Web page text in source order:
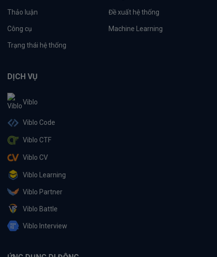
Thảo luận Đề xuất hệ thống
Công cụ Machine Learning
Trạng thái hệ thống
DỊCH VỤ
Viblo
Viblo Code
Viblo CTF
Viblo CV
Viblo Learning
Viblo Partner
Viblo Battle
Viblo Interview